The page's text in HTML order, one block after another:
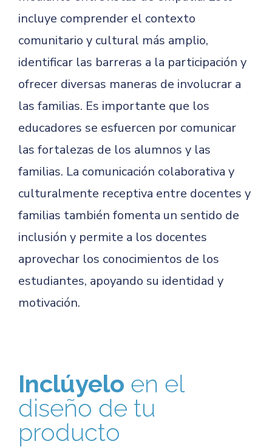
incluye comprender el contexto
comunitario y cultural más amplio,
identificar las barreras a la participación y
ofrecer diversas maneras de involucrar a
las familias. Es importante que los
educadores se esfuercen por comunicar
las fortalezas de los alumnos y las
familias. La comunicación colaborativa y
culturalmente receptiva entre docentes y
familias también fomenta un sentido de
inclusión y permite a los docentes
aprovechar los conocimientos de los
estudiantes, apoyando su identidad y
motivación.
Inclúyelo en el
diseño de tu
producto